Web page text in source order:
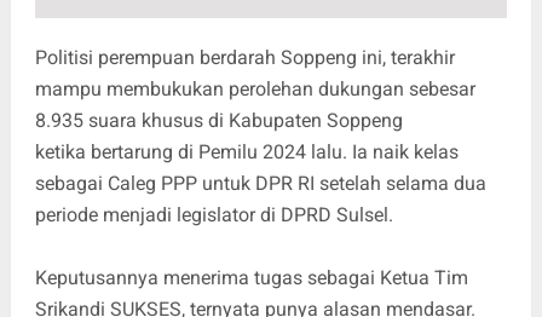
Politisi perempuan berdarah Soppeng ini, terakhir
mampu membukukan perolehan dukungan sebesar
8.935 suara khusus di Kabupaten Soppeng
ketika bertarung di Pemilu 2024 lalu. Ia naik kelas
sebagai Caleg PPP untuk DPR RI setelah selama dua
periode menjadi legislator di DPRD Sulsel.
Keputusannya menerima tugas sebagai Ketua Tim
Srikandi SUKSES, ternyata punya alasan mendasar.